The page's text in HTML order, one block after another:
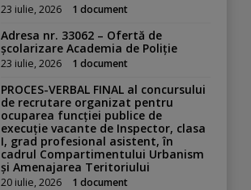
23 iulie, 2026 1 document
Adresa nr. 33062 – Ofertă de
școlarizare Academia de Poliție
23 iulie, 2026 1 document
PROCES-VERBAL FINAL al concursului
de recrutare organizat pentru
ocuparea funcției publice de
execuție vacante de Inspector, clasa
I, grad profesional asistent, în
cadrul Compartimentului Urbanism
și Amenajarea Teritoriului
20 iulie, 2026 1 document